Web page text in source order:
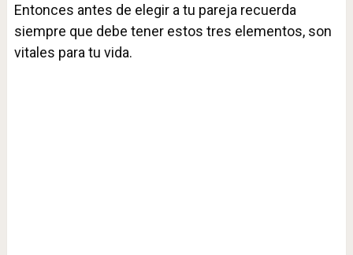
Entonces antes de elegir a tu pareja recuerda
siempre que debe tener estos tres elementos, son
vitales para tu vida.